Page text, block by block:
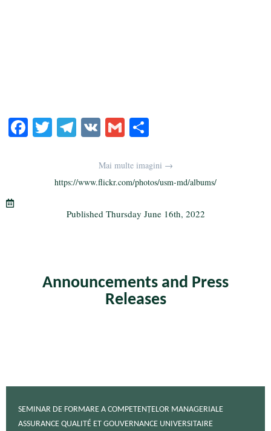
Fa T
r
Te
a
m
V G
ailre
Mai multe imagini →
https://www.flickr.com/photos/usm-md/albums/
Published Thursday June 16th, 2022
Announcements and Press
Releases
SEMINAR DE FORMARE A COMPETENȚELOR MANAGERIALE
ASSURANCE QUALITÉ ET GOUVERNANCE UNIVERSITAIRE